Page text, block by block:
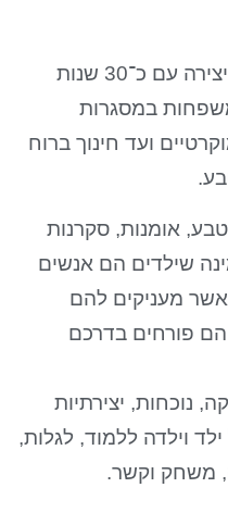
אני מור אליקים, אשת חינוך ויצירה עם כ־30 שנות
במסגרות
ועד חינוך ברוח
אומנות, סקרנות
שילדים הם אנשים
מעניקים להם
פורחים בדרכם
נוכחות, יצירתיות
וילדה ללמוד, לגלות,
משחק וקשר.